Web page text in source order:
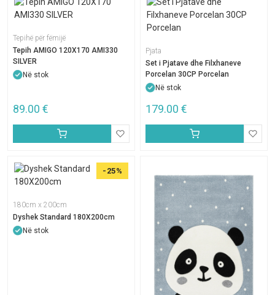
Tepihë për fëmijë
Tepih AMIGO 120X170 AMI330
SILVER
Në stok
89.00 €
Pjata
Set i Pjatave dhe Filxhaneve
Porcelan 30CP Porcelan
Në stok
179.00 €
-25%
180cm x 200cm
Dyshek Standard 180X200cm
Në stok